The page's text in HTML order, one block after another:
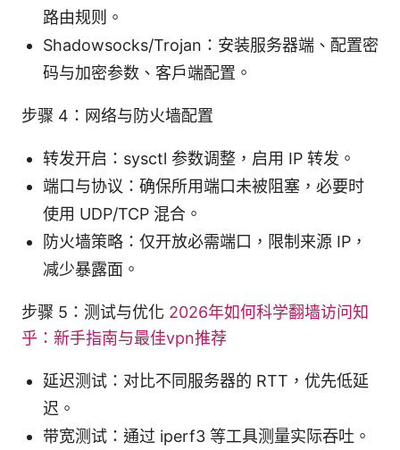
路由规则。
Shadowsocks/Trojan：安装服务器端、配置密
码与加密参数、客户端配置。
步骤 4：网络与防火墙配置
转发开启：sysctl 参数调整，启用 IP 转发。
端口与协议：确保所用端口未被阻塞，必要时
使用 UDP/TCP 混合。
防火墙策略：仅开放必需端口，限制来源 IP，
减少暴露面。
步骤 5：测试与优化 2026年如何科学翻墙访问知
乎：新手指南与最佳vpn推荐
延迟测试：对比不同服务器的 RTT，优先低延
迟。
带宽测试：通过 iperf3 等工具测量实际吞吐。